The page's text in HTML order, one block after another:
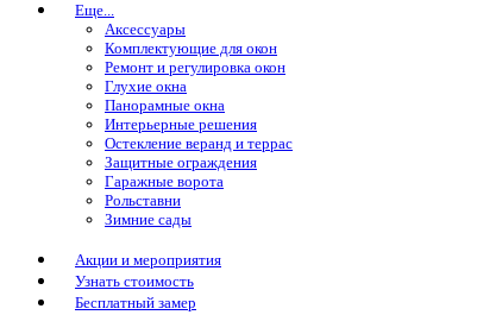
Еще...
Аксессуары
Комплектующие для окон
Ремонт и регулировка окон
Глухие окна
Панорамные окна
Интерьерные решения
Остекление веранд и террас
Защитные ограждения
Гаражные ворота
Рольставни
Зимние сады
Акции и мероприятия
Узнать стоимость
Бесплатный замер